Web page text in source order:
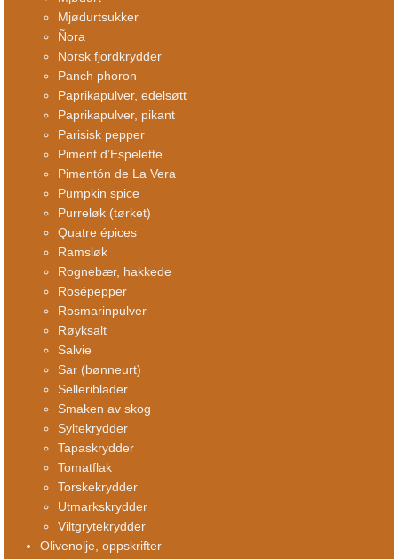
Mjødurtsukker
Ñora
Norsk fjordkrydder
Panch phoron
Paprikapulver, edelsøtt
Paprikapulver, pikant
Parisisk pepper
Piment d’Espelette
Pimentón de La Vera
Pumpkin spice
Purreløk (tørket)
Quatre épices
Ramsløk
Rognebær, hakkede
Rosépepper
Rosmarinpulver
Røyksalt
Salvie
Sar (bønneurt)
Selleriblader
Smaken av skog
Syltekrydder
Tapaskrydder
Tomatflak
Torskekrydder
Utmarkskrydder
Viltgrytekrydder
Olivenolje, oppskrifter